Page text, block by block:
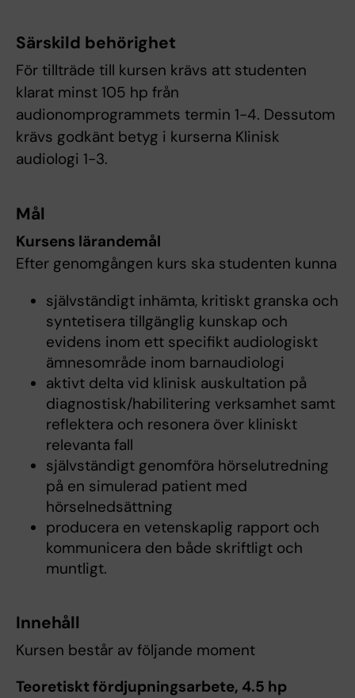
Särskild behörighet
För tillträde till kursen krävs att studenten
klarat minst 105 hp från
audionomprogrammets termin 1-4. Dessutom
krävs godkänt betyg i kurserna Klinisk
audiologi 1-3.
Mål
Kursens lärandemål
Efter genomgången kurs ska studenten kunna
självständigt inhämta, kritiskt granska och
syntetisera tillgänglig kunskap och
evidens inom ett specifikt audiologiskt
ämnesområde inom barnaudiologi
aktivt delta vid klinisk auskultation på
diagnostisk/habilitering verksamhet samt
reflektera och resonera över kliniskt
relevanta fall
självständigt genomföra hörselutredning
på en simulerad patient med
hörselnedsättning
producera en vetenskaplig rapport och
kommunicera den både skriftligt och
muntligt.
Innehåll
Kursen består av följande moment
Teoretiskt fördjupningsarbete, 4.5 hp